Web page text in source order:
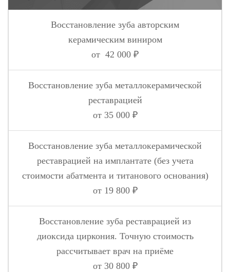
Восстановление зуба авторским
керамическим виниром
от 42 000 ₽
Восстановление зуба металлокерамической
реставрацией
от 35 000 ₽
Восстановление зуба металлокерамической
реставрацией на имплантате (без учета
стоимости абатмента и титанового основания)
от 19 800 ₽
Восстановление зуба реставрацией из
диоксида циркония. Точную стоимость
рассчитывает врач на приёме
от 30 800 ₽